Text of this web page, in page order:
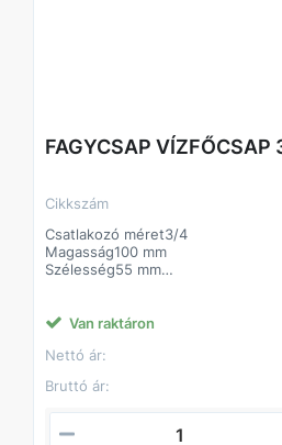
FAGYCSAP VÍZFŐCSAP
Cikkszám
Csatlakozó méret3/4
Magasság100 mm
Szélesség55 mm
AlapanyagSárgaréz ötvözet
Van raktáron
Nettó ár:
Bruttó ár: